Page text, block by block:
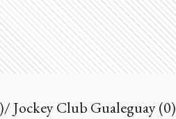
Jockey Club Gualeguay (0)